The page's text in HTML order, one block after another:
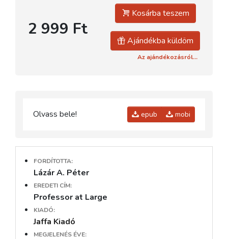
2 999 Ft
Kosárba teszem
Ajándékba küldöm
Az ajándékozásról...
Olvass bele! epub mobi
FORDÍTOTTA:
Lázár A. Péter
EREDETI CÍM:
Professor at Large
KIADÓ:
Jaffa Kiadó
MEGJELENÉS ÉVE: